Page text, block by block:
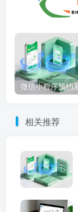
相关推荐